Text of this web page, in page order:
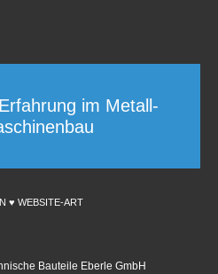
im Metall-
♥ WEBSITE-ART
Bauteile Eberle GmbH